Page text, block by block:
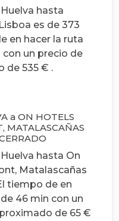
hasta
es de 373
en hacer la ruta
con un precio de
de 535 € .
a ON HOTELS
MATALASCAÑAS
hasta On
Matalascañas
tiempo de en
46 min con un
de 65 €